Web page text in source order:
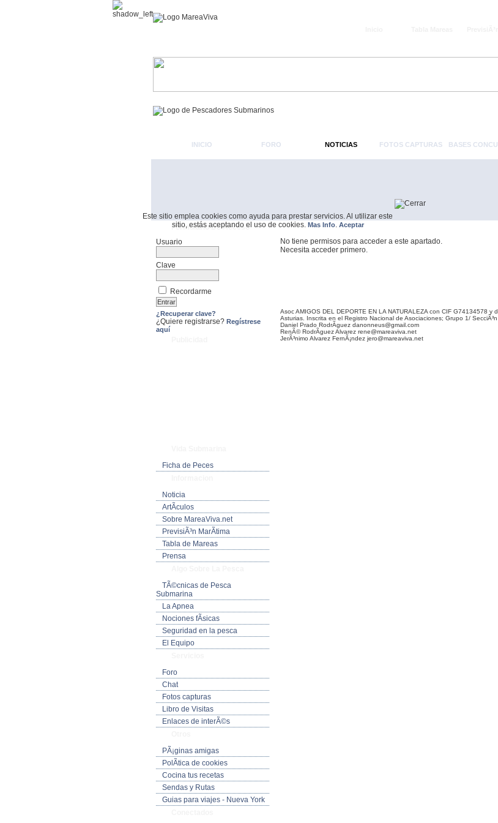
Este sitio emplea cookies como ayuda para prestar servicios. Al utilizar este
sitio, estás aceptando el uso de cookies. Mas Info. Aceptar
INICIO FORO NOTICIAS FOTOS CAPTURAS BASES
Formulario De Acceso
Usuario
Clave
Recordarme
¿Recuperar clave?
¿Quiere registrarse? Regístrese
aquí
Ficha de Peces
Noticia
ArtÃ­culos
Sobre MareaViva.net
PrevisiÃ³n MarÃ­tima
Tabla de Mareas
Prensa
TÃ©cnicas de Pesca
Submarina
La Apnea
Nociones fÃ­sicas
Seguridad en la pesca
El Equipo
Foro
Chat
Fotos capturas
Libro de Visitas
Enlaces de interÃ©s
PÃ¡ginas amigas
PolÃ­tica de cookies
Cocina tus recetas
Sendas y Rutas
Guias para viajes - Nueva York
No tiene permisos para acceder a este apartado.
Necesita acceder primero.
Asoc AMIGOS DEL DEPORTE EN LA NATURALEZA con CIF G74134578 y
Asturias. Inscrita en el Registro Nacional de Asociaciones; Grupo 1/
Daniel Prado RodrÃ­guez danonneus@gmail.com
RenÃ© RodrÃ­guez Alvarez rene@mareaviva.net
JerÃ³nimo Alvarez FernÃ¡ndez jero@mareaviva.net